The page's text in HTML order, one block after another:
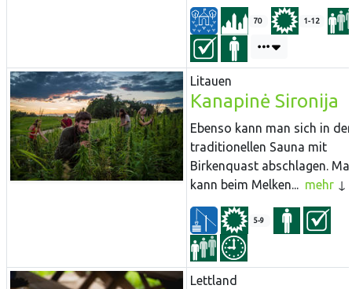
70 1-12
Litauen
Kanapinė Sironija
Ebenso kann man sich in der
traditionellen Sauna mit
Birkenquast abschlagen.
kann beim Melken... mehr
5-9
Lettland